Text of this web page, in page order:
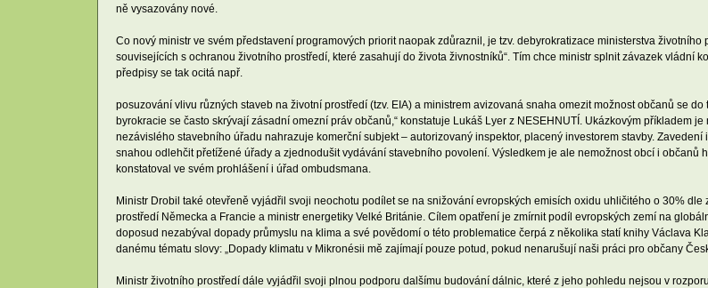
ně vysazovány nové.
Co nový ministr ve svém představení programových priorit naopak zdůraznil, je tzv. debyrokratizace ministerstva
souvisejících s ochranou životního prostředí, které zasahují do života živnostníků“. Tím chce ministr splnit závazek vládní
předpisy se tak ocitá např.
posuzování vlivu různých staveb na životní prostředí (tzv. EIA) a ministrem avizovaná snaha omezit možnost občanů se
byrokracie se často skrývají zásadní omezní práv občanů,“ konstatuje Lukáš Lyer z NESEHNUTÍ. Ukázkovým příkladem
nezávislého stavebního úřadu nahrazuje komerční subjekt – autorizovaný inspektor, placený investorem stavby.
snahou odlehčit přetížené úřady a zjednodušit vydávání stavebního povolení. Výsledkem je ale nemožnost obcí i občanů
konstatoval ve svém prohlášení i úřad ombudsmana.
Ministr Drobil také otevřeně vyjádřil svoji neochotu podílet se na snižování evropských emisích oxidu uhličitého o 30%
prostředí Německa a Francie a ministr energetiky Velké Británie. Cílem opatření je zmírnit podíl evropských zemí na
doposud nezabýval dopady průmyslu na klima a své povědomí o této problematice čerpá z několika statí knihy Václava
danému tématu slovy: „Dopady klimatu v Mikronésii mě zajímají pouze potud, pokud nenarušují naši práci pro občany
Ministr životního prostředí dále vyjádřil svoji plnou podporu dalšímu budování dálnic, které z jeho pohledu nejsou v